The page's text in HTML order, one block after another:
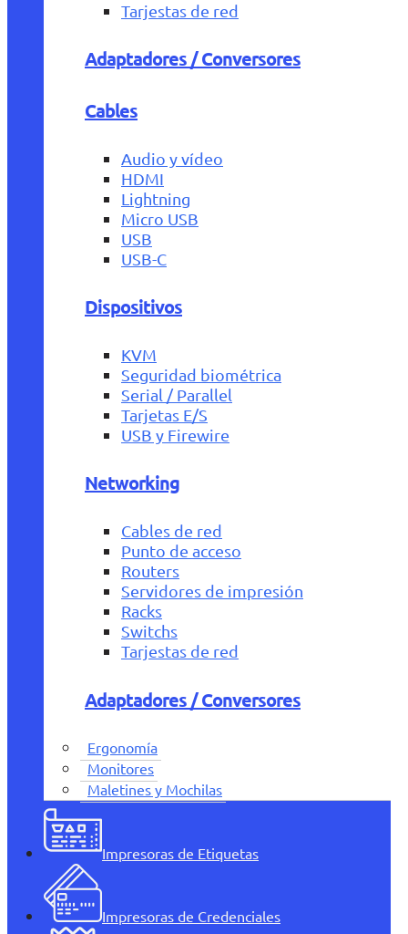
Tarjestas de red
Adaptadores / Conversores
Cables
Audio y vídeo
HDMI
Lightning
Micro USB
USB
USB-C
Dispositivos
KVM
Seguridad biométrica
Serial / Parallel
Tarjetas E/S
USB y Firewire
Networking
Cables de red
Punto de acceso
Routers
Servidores de impresión
Racks
Switchs
Tarjestas de red
Adaptadores / Conversores
Ergonomía
Monitores
Maletines y Mochilas
Impresoras de Etiquetas
Impresoras de Credenciales